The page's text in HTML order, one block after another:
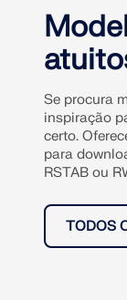
Se procura
inspiração
certo.
para
RSTAB ou
TODOS